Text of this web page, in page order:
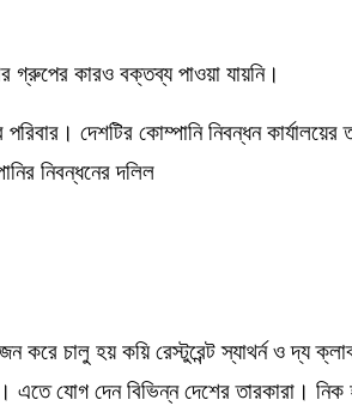
গ্রুপের কারও বক্তব্য পাওয়া যায়নি।
দেশটির কোম্পানি নিবন্ধন
নিবন্ধনের দলিল
করে চালু হয় কয়ি রেস্টুরেন্ট স্যাথর্ন ও দ্য
যোগ দেন বিভিন্ন দেশের তারকারা।